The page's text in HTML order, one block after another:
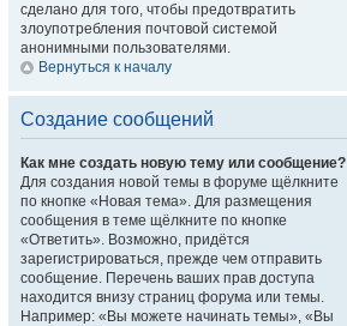
сделано для того, чтобы предотвратить
злоупотребления почтовой системой
анонимными пользователями.
Вернуться к началу
Создание сообщений
Как мне создать новую тему или сообщение?
Для создания новой темы в форуме щёлкните
по кнопке «Новая тема». Для размещения
сообщения в теме щёлкните по кнопке
«Ответить». Возможно, придётся
зарегистрироваться, прежде чем отправить
сообщение. Перечень ваших прав доступа
находится внизу страниц форума или темы.
Например: «Вы можете начинать темы», «Вы